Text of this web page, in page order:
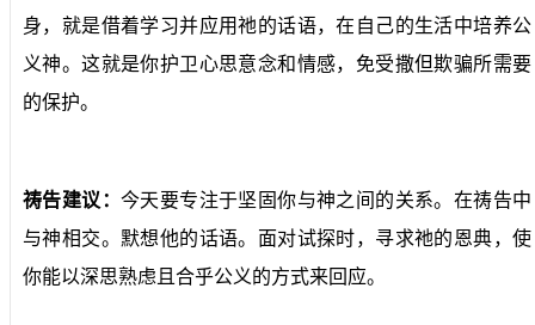
身， 就是借着学习并应用祂的话语，在自己的生活中培养公
义神。这就是你护卫心思意念和情感，免受撒但欺骗所需要
的保护。
祷告建议： 今天要专注于坚固你与神之间的关系。在祷告中
与神相交。默想他的话语。 面对试探时，寻求祂的恩典，使
你能以深思熟虑且合乎公义的方式来回应。